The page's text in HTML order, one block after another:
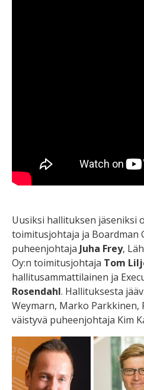
Uusiksi hallituksen jäseniksi
toimitusjohtaja ja Boardman
puheenjohtaja Juha Frey,
Oy:n toimitusjohtaja Tom
hallitusammattilainen ja
Rosendahl. Hallituksesta
Weymarn, Marko Parkkinen,
väistyvä puheenjohtaja Kim